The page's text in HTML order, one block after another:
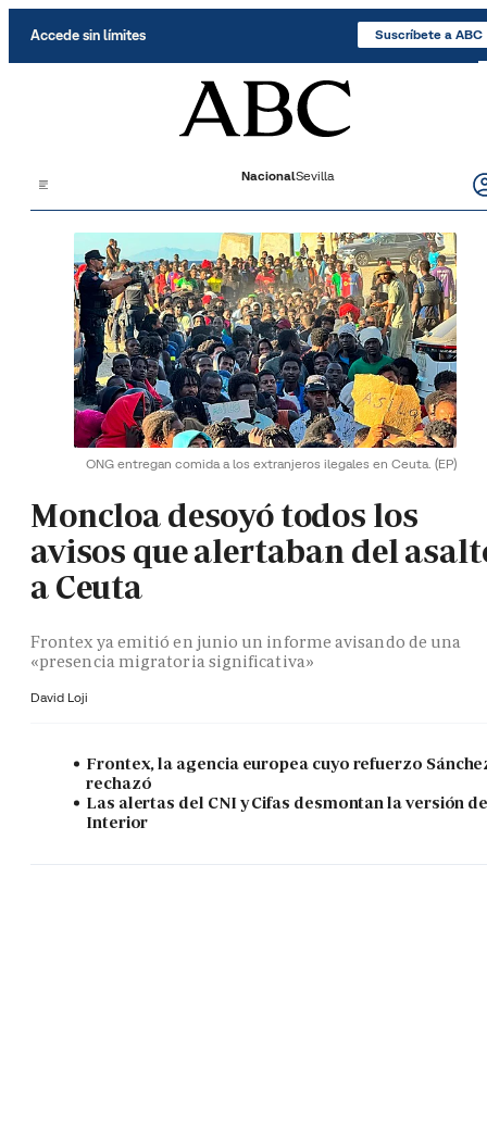
Accede sin límites Suscríbete a ABC
NacionalSevilla
ONG entregan comida a los extranjeros ilegales en Ceuta. (EP)
Moncloa desoyó todos los
avisos que alertaban del
a Ceuta
Frontex ya emitió en junio un informe avisando de una
«presencia migratoria significativa»
David Loji
Frontex, la agencia europea cuyo refuerzo
rechazó
Las alertas del CNI y Cifas desmontan la versión
Interior